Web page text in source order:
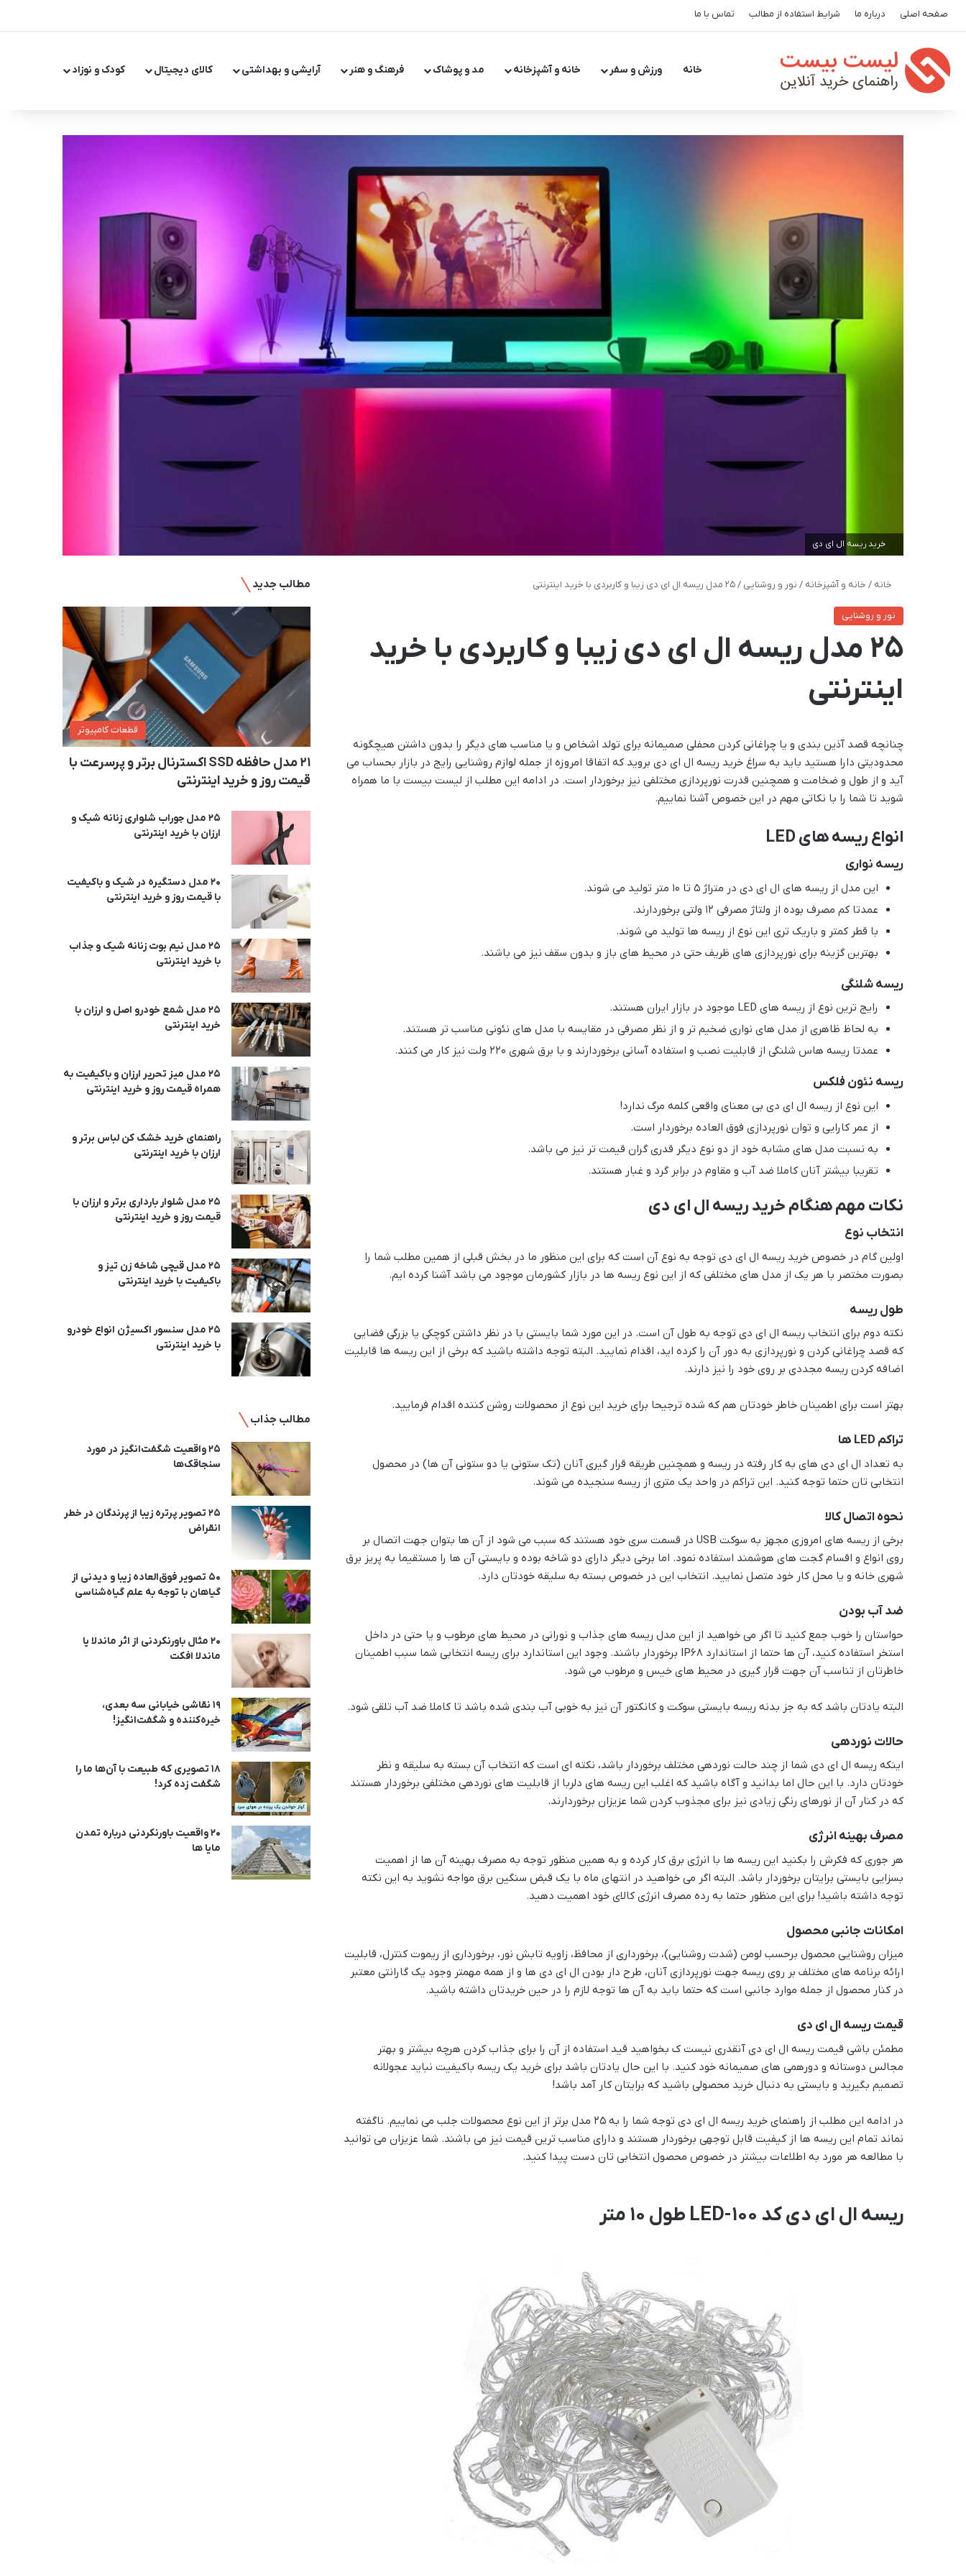
صفحه اصلی درباره ما شرایط استفاده از مطالب تماس با ما
خانه ورزش و سفر خانه و آشپزخانه مد و پوشاک فرهنگ و هنر آرایشی و بهداشتی کالای دیجیتال کودک و نوزاد
خرید ریسه ال ای دی
خانه / خانه و آشپزخانه / نور و روشنایی /25 مدل ریسه ال ای دی زیبا و کاربردی با خرید اینترنتی
نور و روشنایی
25 مدل ریسه ال ای دی زیبا و کاربردی با خرید
اینترنتی
چنانچه قصد آذین بندی و یا چراغانی کردن محفلی صمیمانه برای تولد اشخاص و یا مناسب های دیگر را بدون داشتن هیچگونه
محدودیتی دارا هستید باید به سراغ خرید ریسه ال ای دی بروید که اتفاقا امروزه از جمله لوازم روشنایی رایج در بازار بحساب می
آید و از طول و ضخامت و همچنین قدرت نورپردازی مختلفی نیز برخوردار است. در ادامه این مطلب از لیست بیست با ما همراه
شوید تا شما را با نکاتی مهم در این خصوص آشنا نماییم.
انواع ریسه های LED
ریسه نواری
این مدل از ریسه های ال ای دی در متراژ 5 تا 10 متر تولید می شوند.
عمدتا کم مصرف بوده از ولتاژ مصرفی 12 ولتی برخوردارند.
با قطر کمتر و باریک تری این نوع از ریسه ها تولید می شوند.
بهترین گزینه برای نورپردازی های ظریف حتی در محیط های باز و بدون سقف نیز می باشند.
ریسه شلنگی
رایج ترین نوع از ریسه های LED موجود در بازار ایران هستند.
به لحاظ ظاهری از مدل های نواری ضخیم تر و از نظر مصرفی در مقایسه با مدل های نئونی مناسب تر هستند.
عمدتا ریسه هاس شلنگی از قابلیت نصب و استفاده آسانی برخوردارند و با برق شهری 220 ولت نیز کار می کنند.
ریسه نئون فلکس
این نوع از ریسه ال ای دی بی معنای واقعی کلمه مرگ ندارد!
از عمر کارایی و توان نورپردازی فوق العاده برخوردار است.
به نسبت مدل های مشابه خود از دو نوع دیگر قدری گران قیمت تر نیز می باشد.
تقریبا بیشتر آنان کاملا ضد آب و مقاوم در برابر گرد و غبار هستند.
نکات مهم هنگام خرید ریسه ال ای دی
انتخاب نوع
اولین گام در خصوص خرید ریسه ال ای دی توجه به نوع آن است که برای این منظور ما در بخش قبلی از همین مطلب شما را
بصورت مختصر با هر یک از مدل های مختلفی که از این نوع ریسه ها در بازار کشورمان موجود می باشد آشنا کرده ایم.
طول ریسه
نکته دوم برای انتخاب ریسه ال ای دی توجه به طول آن است. در این مورد شما بایستی با در نظر داشتن کوچکی یا بزرگی فضایی
که قصد چراغانی کردن و نورپردازی به دور آن را کرده اید، اقدام نمایید. البته توجه داشته باشید که برخی از این ریسه ها قابلیت
اضافه کردن ریسه مجددی بر روی خود را نیز دارند.
بهتر است برای اطمینان خاطر خودتان هم که شده ترجیحا برای خرید این نوع از محصولات روشن کننده اقدام فرمایید.
تراکم LED ها
به تعداد ال ای دی های به کار رفته در ریسه و همچنین طریقه قرار گیری آنان (تک ستونی یا دو ستونی آن ها) در محصول
انتخابی تان حتما توجه کنید. این تراکم در واحد یک متری از ریسه سنجیده می شوند.
نحوه اتصال کالا
برخی از ریسه های امروزی مجهز به سوکت USB در قسمت سری خود هستند که سبب می شود از آن ها بتوان جهت اتصال بر
روی انواع و اقسام گجت های هوشمند استفاده نمود. اما برخی دیگر دارای دو شاخه بوده و بایستی آن ها را مستقیما به پریز برق
شهری خانه و یا محل کار خود متصل نمایید. انتخاب این در خصوص بسته به سلیقه خودتان دارد.
ضد آب بودن
حواستان را خوب جمع کنید تا اگر می خواهید از این مدل ریسه های جذاب و نورانی در محیط های مرطوب و یا حتی در داخل
استخر استفاده کنید، آن ها حتما از استاندارد IP68 برخوردار باشند. وجود این استاندارد برای ریسه انتخابی شما سبب اطمینان
خاطرتان از تناسب آن جهت قرار گیری در محیط های خیس و مرطوب می شود.
البته یادتان باشد که به جز بدنه ریسه بایستی سوکت و کانکتور آن نیز به خوبی آب بندی شده باشد تا کاملا ضد آب تلقی شود.
حالات نوردهی
اینکه ریسه ال ای دی شما از چند حالت نوردهی مختلف برخوردار باشد، نکته ای است که انتخاب آن بسته به سلیقه و نظر
خودتان دارد. با این حال اما بدانید و آگاه باشید که اغلب این ریسه های دلربا از قابلیت های نوردهی مختلفی برخوردار هستند
که در کنار آن از نورهای رنگی زیادی نیز برای مجذوب کردن شما عزیزان برخوردارند.
مصرف بهینه انرژی
هر جوری که فکرش را بکنید این ریسه ها با انرژی برق کار کرده و به همین منظور توجه به مصرف بهینه آن ها از اهمیت
بسزایی بایستی برایتان برخوردار باشد. البته اگر می خواهید در انتهای ماه با یک قبض سنگین برق مواجه نشوید به این نکته
توجه داشته باشید! برای این منظور حتما به رده مصرف انرژی کالای خود اهمیت دهید.
امکانات جانبی محصول
میزان روشنایی محصول برحسب لومن (شدت روشنایی)، برخورداری از محافظ، زاویه تابش نور، برخورداری از ریموت کنترل، قابلیت
ارائه برنامه های مختلف بر روی ریسه جهت نورپردازی آنان، طرح دار بودن ال ای دی ها و از همه مهمتر وجود یک گارانتی معتبر
در کنار محصول از جمله موارد جانبی است که حتما باید به آن ها توجه لازم را در حین خریدتان داشته باشید.
قیمت ریسه ال ای دی
مطمئن باشی قیمت ریسه ال ای دی آنقدری نیست ک بخواهید قید استفاده از آن را برای جذاب کردن هرچه بیشتر و بهتر
مجالس دوستانه و دورهمی های صمیمانه خود کنید. با این حال یادتان باشد برای خرید یک ریسه باکیفیت نباید عجولانه
تصمیم بگیرید و بایستی به دنبال خرید محصولی باشید که برایتان کار آمد باشد!
در ادامه این مطلب از راهنمای خرید ریسه ال ای دی توجه شما را به ۲۵ مدل برتر از این نوع محصولات جلب می نماییم. ناگفته
نماند تمام این ریسه ها از کیفیت قابل توجهی برخوردار هستند و دارای مناسب ترین قیمت نیز می باشند. شما عزیزان می توانید
با مطالعه هر مورد به اطلاعات بیشتر در خصوص محصول انتخابی تان دست پیدا کنید.
ریسه ال ای دی کد 100-LED طول 10 متر
مطالب جدید
قطعات کامپیوتر
21 مدل حافظه SSD اکسترنال برتر و پرسرعت با
قیمت روز و خرید اینترنتی
25 مدل جوراب شلواری زنانه شیک و
ارزان با خرید اینترنتی
20 مدل دستگیره در شیک و باکیفیت
با قیمت روز و خرید اینترنتی
25 مدل نیم بوت زنانه شیک و جذاب
با خرید اینترنتی
25 مدل شمع خودرو اصل و ارزان با
خرید اینترنتی
25 مدل میز تحریر ارزان و باکیفیت به
همراه قیمت روز و خرید اینترنتی
راهنمای خرید خشک کن لباس برتر و
ارزان با خرید اینترنتی
25 مدل شلوار بارداری برتر و ارزان با
قیمت روز و خرید اینترنتی
25 مدل قیچی شاخه زن تیز و
باکیفیت با خرید اینترنتی
25 مدل سنسور اکسیژن انواع خودرو
با خرید اینترنتی
مطالب جذاب
25 واقعیت شگفت‌انگیز در مورد
سنجاقک‌ها
25 تصویر پرتره زیبا از پرندگان در خطر
انقراض
50 تصویر فوق‌العاده زیبا و دیدنی از
گیاهان با توجه به علم گیاه‌شناسی
20 مثال باورنکردنی از اثر ماندلا یا
ماندلا افکت
19 نقاشی خیابانی سه بعدی،
خیره‌کننده و شگفت‌انگیز!
18 تصویری که طبیعت با آن‌ها ما را
شگفت زده کرد!
20 واقعیت باورنکردنی درباره تمدن
مایا ها